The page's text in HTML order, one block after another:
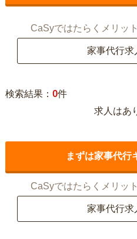
CaSyではたらくメリッ
家事代行求
検索結果： 0件
求人はあ
まずは家事代行
CaSyではたらくメリッ
家事代行求